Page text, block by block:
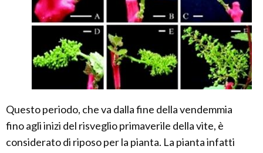
Questo periodo, che va dalla fine della vendemmia
fino agli inizi del risveglio primaverile della vite, è
considerato di riposo per la pianta. La pianta infatti